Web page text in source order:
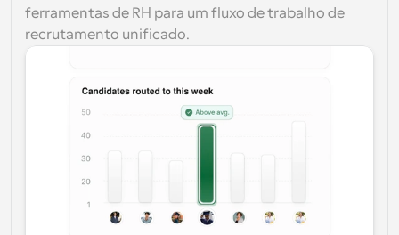
ferramentas de RH para um fluxo de trabalho de
recrutamento unificado.